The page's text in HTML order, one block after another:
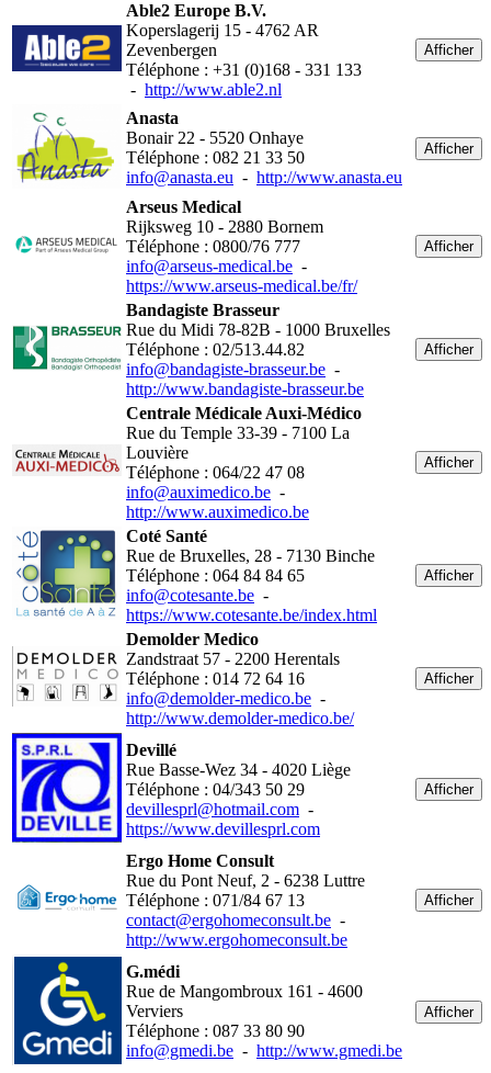
Able2 Europe B.V.
Koperslagerij 15 - 4762 AR
Zevenbergen
Téléphone : +31 (0)168 - 331 133
- http://www.able2.nl
Afficher
Anasta
Bonair 22 - 5520 Onhaye
Téléphone : 082 21 33 50
info@anasta.eu - http://www.anasta.eu
Afficher
Arseus Medical
Rijksweg 10 - 2880 Bornem
Téléphone : 0800/76 777
info@arseus-medical.be -
https://www.arseus-medical.be/fr/
Afficher
Bandagiste Brasseur
Rue du Midi 78-82B - 1000 Bruxelles
Téléphone : 02/513.44.82
info@bandagiste-brasseur.be -
http://www.bandagiste-brasseur.be
Afficher
Centrale Médicale Auxi-Médico
Rue du Temple 33-39 - 7100 La
Louvière
Téléphone : 064/22 47 08
info@auximedico.be -
http://www.auximedico.be
Afficher
Coté Santé
Rue de Bruxelles, 28 - 7130 Binche
Téléphone : 064 84 84 65
info@cotesante.be -
https://www.cotesante.be/index.html
Afficher
Demolder Medico
Zandstraat 57 - 2200 Herentals
Téléphone : 014 72 64 16
info@demolder-medico.be -
http://www.demolder-medico.be/
Afficher
Devillé
Rue Basse-Wez 34 - 4020 Liège
Téléphone : 04/343 50 29
devillesprl@hotmail.com -
https://www.devillesprl.com
Afficher
Ergo Home Consult
Rue du Pont Neuf, 2 - 6238 Luttre
Téléphone : 071/84 67 13
contact@ergohomeconsult.be -
http://www.ergohomeconsult.be
Afficher
G.médi
Rue de Mangombroux 161 - 4600
Verviers
Téléphone : 087 33 80 90
info@gmedi.be - http://www.gmedi.be
Afficher